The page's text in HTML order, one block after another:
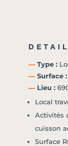
― Type :
― Surface :
― Lieu :
Local
Activités
cuisson
Surface